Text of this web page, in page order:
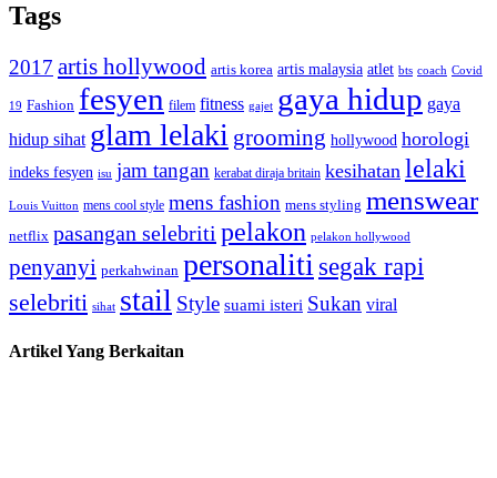
Tags
2017 artis hollywood artis korea artis malaysia atlet bts coach Covid
19 Fashion fesyen filem fitness gajet gaya hidup gaya
hidup sihat glam lelaki grooming hollywood horologi
indeks fesyen isu jam tangan kerabat diraja britain kesihatan lelaki
Louis Vuitton mens cool style mens fashion mens styling menswear
netflix pasangan selebriti pelakon pelakon hollywood
penyanyi perkahwinan personaliti segak rapi
selebriti sihat stail Style suami isteri Sukan viral
Artikel Yang Berkaitan